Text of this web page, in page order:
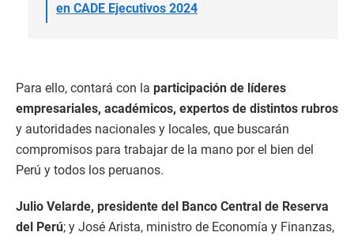
en CADE Ejecutivos 2024
Para ello, contará con la participación de líderes
empresariales, académicos, expertos de distintos rubros
y autoridades nacionales y locales, que buscarán
compromisos para trabajar de la mano por el bien del
Perú y todos los peruanos.
Julio Velarde, presidente del Banco Central de Reserva
del Perú; y José Arista, ministro de Economía y Finanzas,